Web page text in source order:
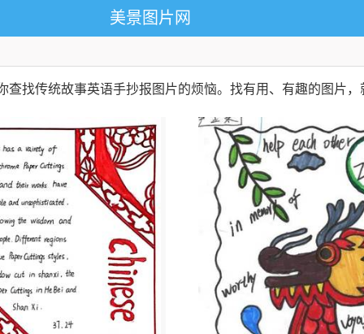
美景图片网
找传统故事英语手抄报图片的烦恼。找有用、有趣的图片